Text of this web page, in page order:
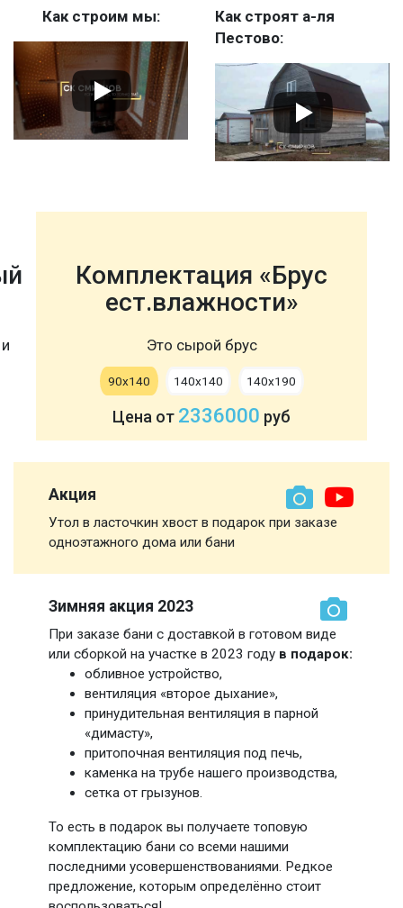
Как строим мы:
Как строят а-ля
Пестово:
Комплектация «Брус
ест.влажности»
Это сырой брус
90х140 140х140 140х190
Цена от 2336000 руб
Акция
Утол в ласточкин хвост в подарок при заказе
одноэтажного дома или бани
Зимняя акция 2023
При заказе бани с доставкой в готовом виде
или сборкой на участке в 2023 году в подарок:
обливное устройство,
вентиляция «второе дыхание»,
принудительная вентиляция в парной
«димасту»,
притопочная вентиляция под печь,
каменка на трубе нашего производства,
сетка от грызунов.
То есть в подарок вы получаете топовую
комплектацию бани со всеми нашими
последними усовершенствованиями. Редкое
предложение, которым определённо стоит